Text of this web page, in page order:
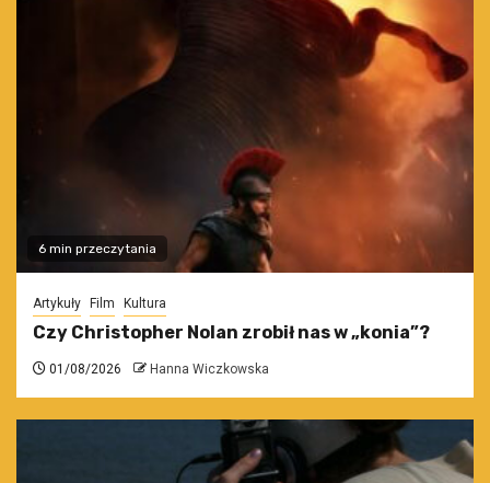
6 min przeczytania
Artykuły Film Kultura
Czy Christopher Nolan zrobił nas w „konia”?
01/08/2026 Hanna Wiczkowska